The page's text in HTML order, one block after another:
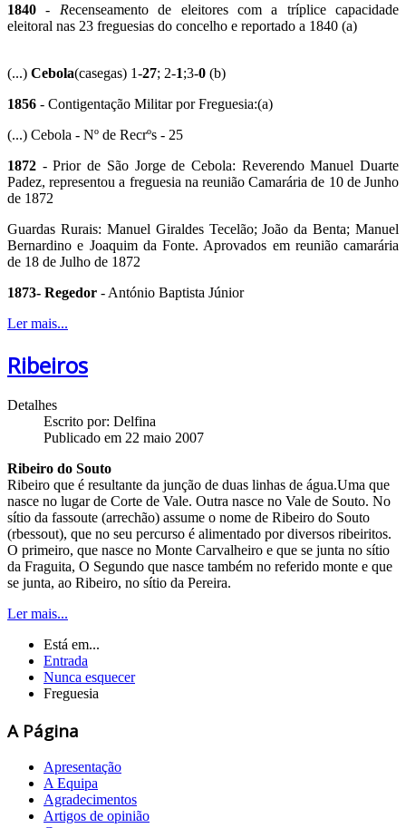
1840- Recenseamento de eleitores com a tríplice capacidade
eleitoral nas 23 freguesias do concelho e reportado a 1840 (a)
(...) Cebola(casegas) 1-27; 2-1;3-0 (b)
1856 - Contigentação Militar por Freguesia:(a)
(...) Cebola - Nº de Recrºs - 25
1872 - Prior de São Jorge de Cebola: Reverendo Manuel Duarte
Padez, representou a freguesia na reunião Camarária de 10 de Junho
de 1872
Guardas Rurais: Manuel Giraldes Tecelão; João da Benta; Manuel
Bernardino e Joaquim da Fonte. Aprovados em reunião camarária
de 18 de Julho de 1872
1873- Regedor - António Baptista Júnior
Ler mais...
Ribeiros
Detalhes
Escrito por: Delfina
Publicado em 22 maio 2007
Ribeiro do Souto
Ribeiro que é resultante da junção de duas linhas de água.Uma que
nasce no lugar de Corte de Vale. Outra nasce no Vale de Souto. No
sítio da fassoute (arrechão) assume o nome de Ribeiro do Souto
(rbessout), que no seu percurso é alimentado por diversos ribeiritos.
O primeiro, que nasce no Monte Carvalheiro e que se junta no sítio
da Fraguita, O Segundo que nasce também no referido monte e que
se junta, ao Ribeiro, no sítio da Pereira.
Ler mais...
Está em...
Entrada
Nunca esquecer
Freguesia
A Página
Apresentação
A Equipa
Agradecimentos
Artigos de opinião